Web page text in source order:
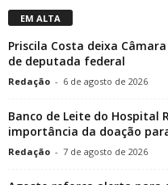
EM ALTA
Priscila Costa deixa
de deputada federal
Redação - 6 de agosto de 2026
Banco de Leite do Hospital
importância da doação
Redação - 7 de agosto de 2026